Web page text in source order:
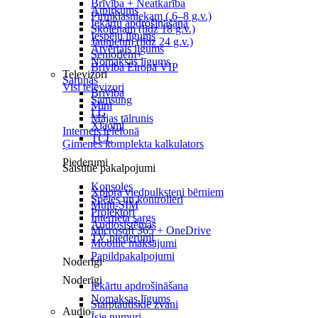
Brīvība + Neatkarība
Pirmklasniekam ( 6–8 g.v.)
Skolēnam (līdz 18 g.v.)
Jaunietim (līdz 24 g.v.)
Senioriem+
Brīvība Eiropā VIP
Sarunas
Brīvība
Mini
Mājas tālrunis
Internets telefonā
Ģimenes komplekta kalkulators
Saistītie pakalpojumi
Xplora viedpulksteņi bērniem
Multi-SIM
Interneta sargs
Microsoft 365 + OneDrive
Mobilie maksājumi
Papildpakalpojumi
Noderīgi
Starptautiskie zvani
Atpirkums
Iekārtu apdrošināšana
Iespēju līgums
Atvērtais līgums
Nomaksas līgums
Televizori
Visi televizori
Samsung
LG
Xiaomi
TCL
Piederumi
Konsoles
Spēles un kontrolieri
Projektori
Audiosistēmas
TV piederumi
Noderīgi
Iekārtu apdrošināšana
Nomaksas līgums
Audio